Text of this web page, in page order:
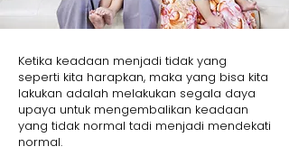
Ketika keadaan menjadi tidak yang
seperti kita harapkan, maka yang bisa kita
lakukan adalah melakukan segala daya
upaya untuk mengembalikan keadaan
yang tidak normal tadi menjadi mendekati
normal.